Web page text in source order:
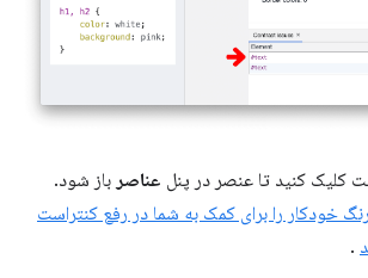
کلیک کنید تا عنصر در پنل عناصر باز شود.
خودکار را برای کمک به شما در رفع کنتراست
.